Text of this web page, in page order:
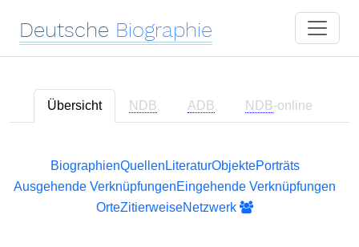
Deutsche Biographie
Übersicht NDB ADB NDB-online
BiographienQuellen LiteraturObjektePorträts
Ausgehende VerknüpfungenEingehende Verknüpfungen
OrteZitierweiseNetzwerk